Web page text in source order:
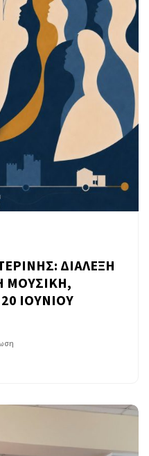
ΔΙΑΛΕΞΗ
ΜΟΥΣΙΚΗ,
ΙΟΥΝΙΟΥ